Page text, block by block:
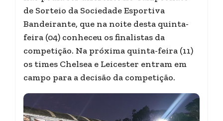
de Sorteio da Sociedade Esportiva
Bandeirante, que na noite desta quinta-
feira (04) conheceu os finalistas da
competição. Na próxima quinta-feira (11)
os times Chelsea e Leicester entram em
campo para a decisão da competição.